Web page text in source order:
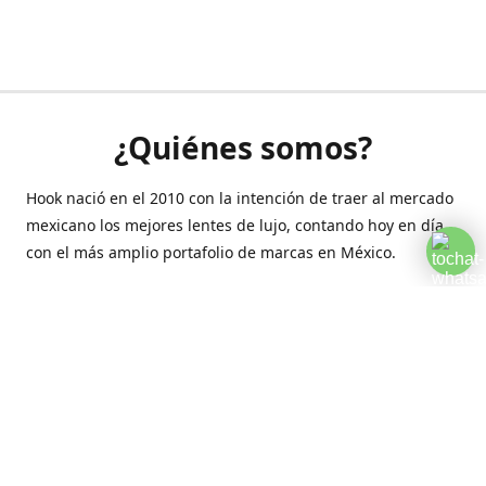
¿Quiénes somos?
Hook nació en el 2010 con la intención de traer al mercado
mexicano los mejores lentes de lujo, contando hoy en día
con el más amplio portafolio de marcas en México.